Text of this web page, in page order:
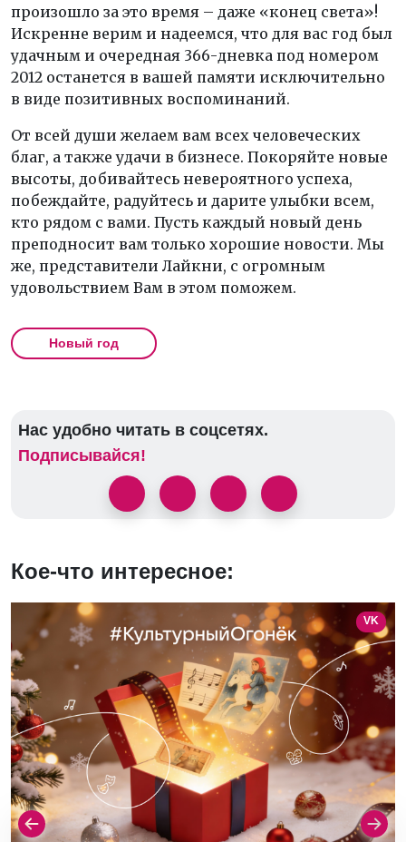
произошло за это время – даже «конец света»!
Искренне верим и надеемся, что для вас год был
удачным и очередная 366-дневка под номером
2012 останется в вашей памяти исключительно
в виде позитивных воспоминаний.
От всей души желаем вам всех человеческих
благ, а также удачи в бизнесе. Покоряйте новые
высоты, добивайтесь невероятного успеха,
побеждайте, радуйтесь и дарите улыбки всем,
кто рядом с вами. Пусть каждый новый день
преподносит вам только хорошие новости. Мы
же, представители Лайкни, с огромным
удовольствием Вам в этом поможем.
Новый год
Нас удобно читать в соцсетях.
Подписывайся!
Кое-что интересное:
VK